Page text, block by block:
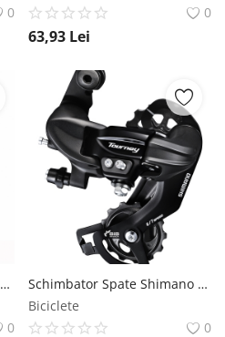
0
0
63,93 Lei
Protectie Comenzi Cursiera Ebon Sram Rosu Ebon
0
Schimbator Spate Shimano Tourney RD-TY300 6 7 Vit. Prindere Surub Shimano
Biciclete
0